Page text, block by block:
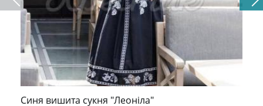
Синя вишита сукня "Леоніла"